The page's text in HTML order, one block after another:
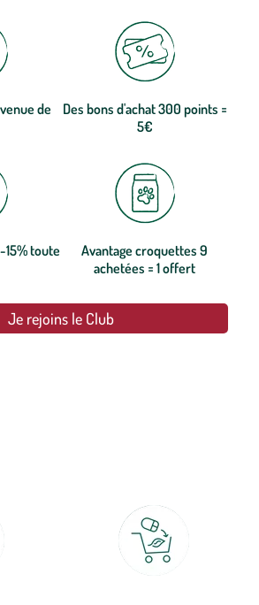
de
Des bons d'achat 300 points =
5€
15% toute
Avantage croquettes 9
achetées = 1 offert
Je rejoins le Club